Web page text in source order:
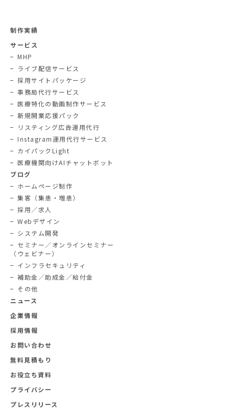
制作実績
サービス
MHP
ライブ配信サービス
採用サイトパッケージ
事務局代行サービス
医療特化の動画制作サービス
新規開業応援パック
リスティング広告運用代行
Instagram運用代行サービス
カイパックLight
医療機関向けAIチャットボット
ブログ
ホームページ制作
集客（集患・増患）
採用／求人
Webデザイン
システム開発
セミナー／オンラインセミナー
（ウェビナー）
インフラセキュリティ
補助金／助成金／給付金
その他
ニュース
企業情報
採用情報
お問い合わせ
無料見積もり
お役立ち資料
プライバシー
プレスリリース